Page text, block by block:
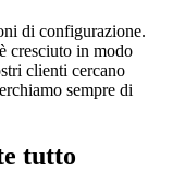
di configurazione.
cresciuto in modo
clienti cercano
sempre di
tutto